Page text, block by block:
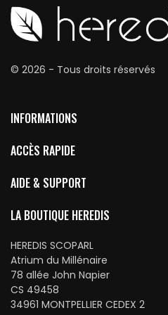
© 2026 - Tous droits réservés
INFORMATIONS
ACCÈS RAPIDE
AIDE & SUPPORT
LA BOUTIQUE HEREDIS
HEREDIS SCOPARL
Atrium du Millénaire
78 allée John Napier
CS 49458
34961 MONTPELLIER CEDEX 2